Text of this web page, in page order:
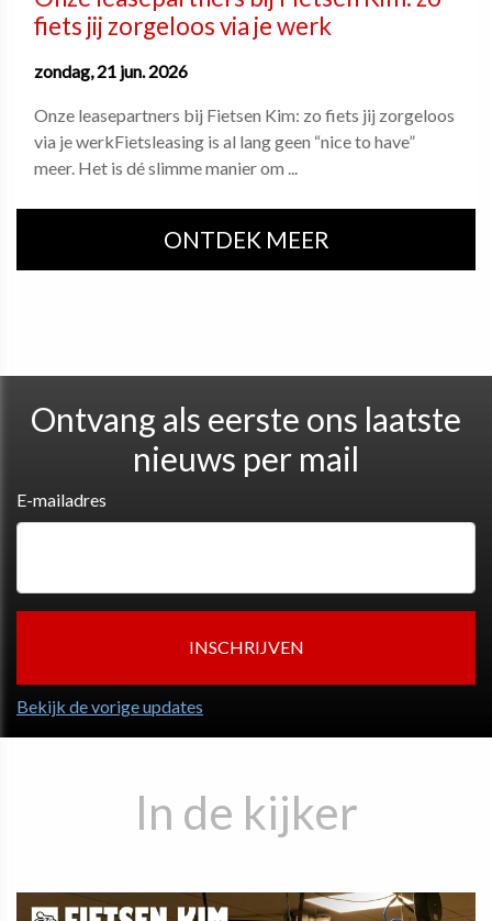
fiets jij zorgeloos via je werk
zondag, 21 jun. 2026
Onze leasepartners bij Fietsen Kim: zo fiets jij zorgeloos
via je werkFietsleasing is al lang geen “nice to have”
meer. Het is dé slimme manier om ...
ONTDEK MEER
Ontvang als eerste ons laatste
nieuws per mail
E-mailadres
Bekijk de vorige updates
In de kijker